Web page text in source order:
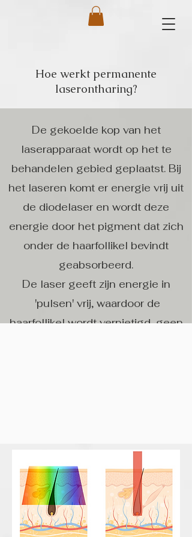
Hoe werkt permanente
laserontharing?
De gekoelde kop van het
laserapparaat wordt op het te
behandelen gebied geplaatst. Bij
het laseren komt er energie vrij uit
de diodelaser en wordt deze
energie door het pigment dat zich
onder de haarfollikel bevindt
geabsorbeerd.
De laser geeft zijn energie in
'pulsen' vrij, waardoor de
haarfollikel wordt vernietigd, geen